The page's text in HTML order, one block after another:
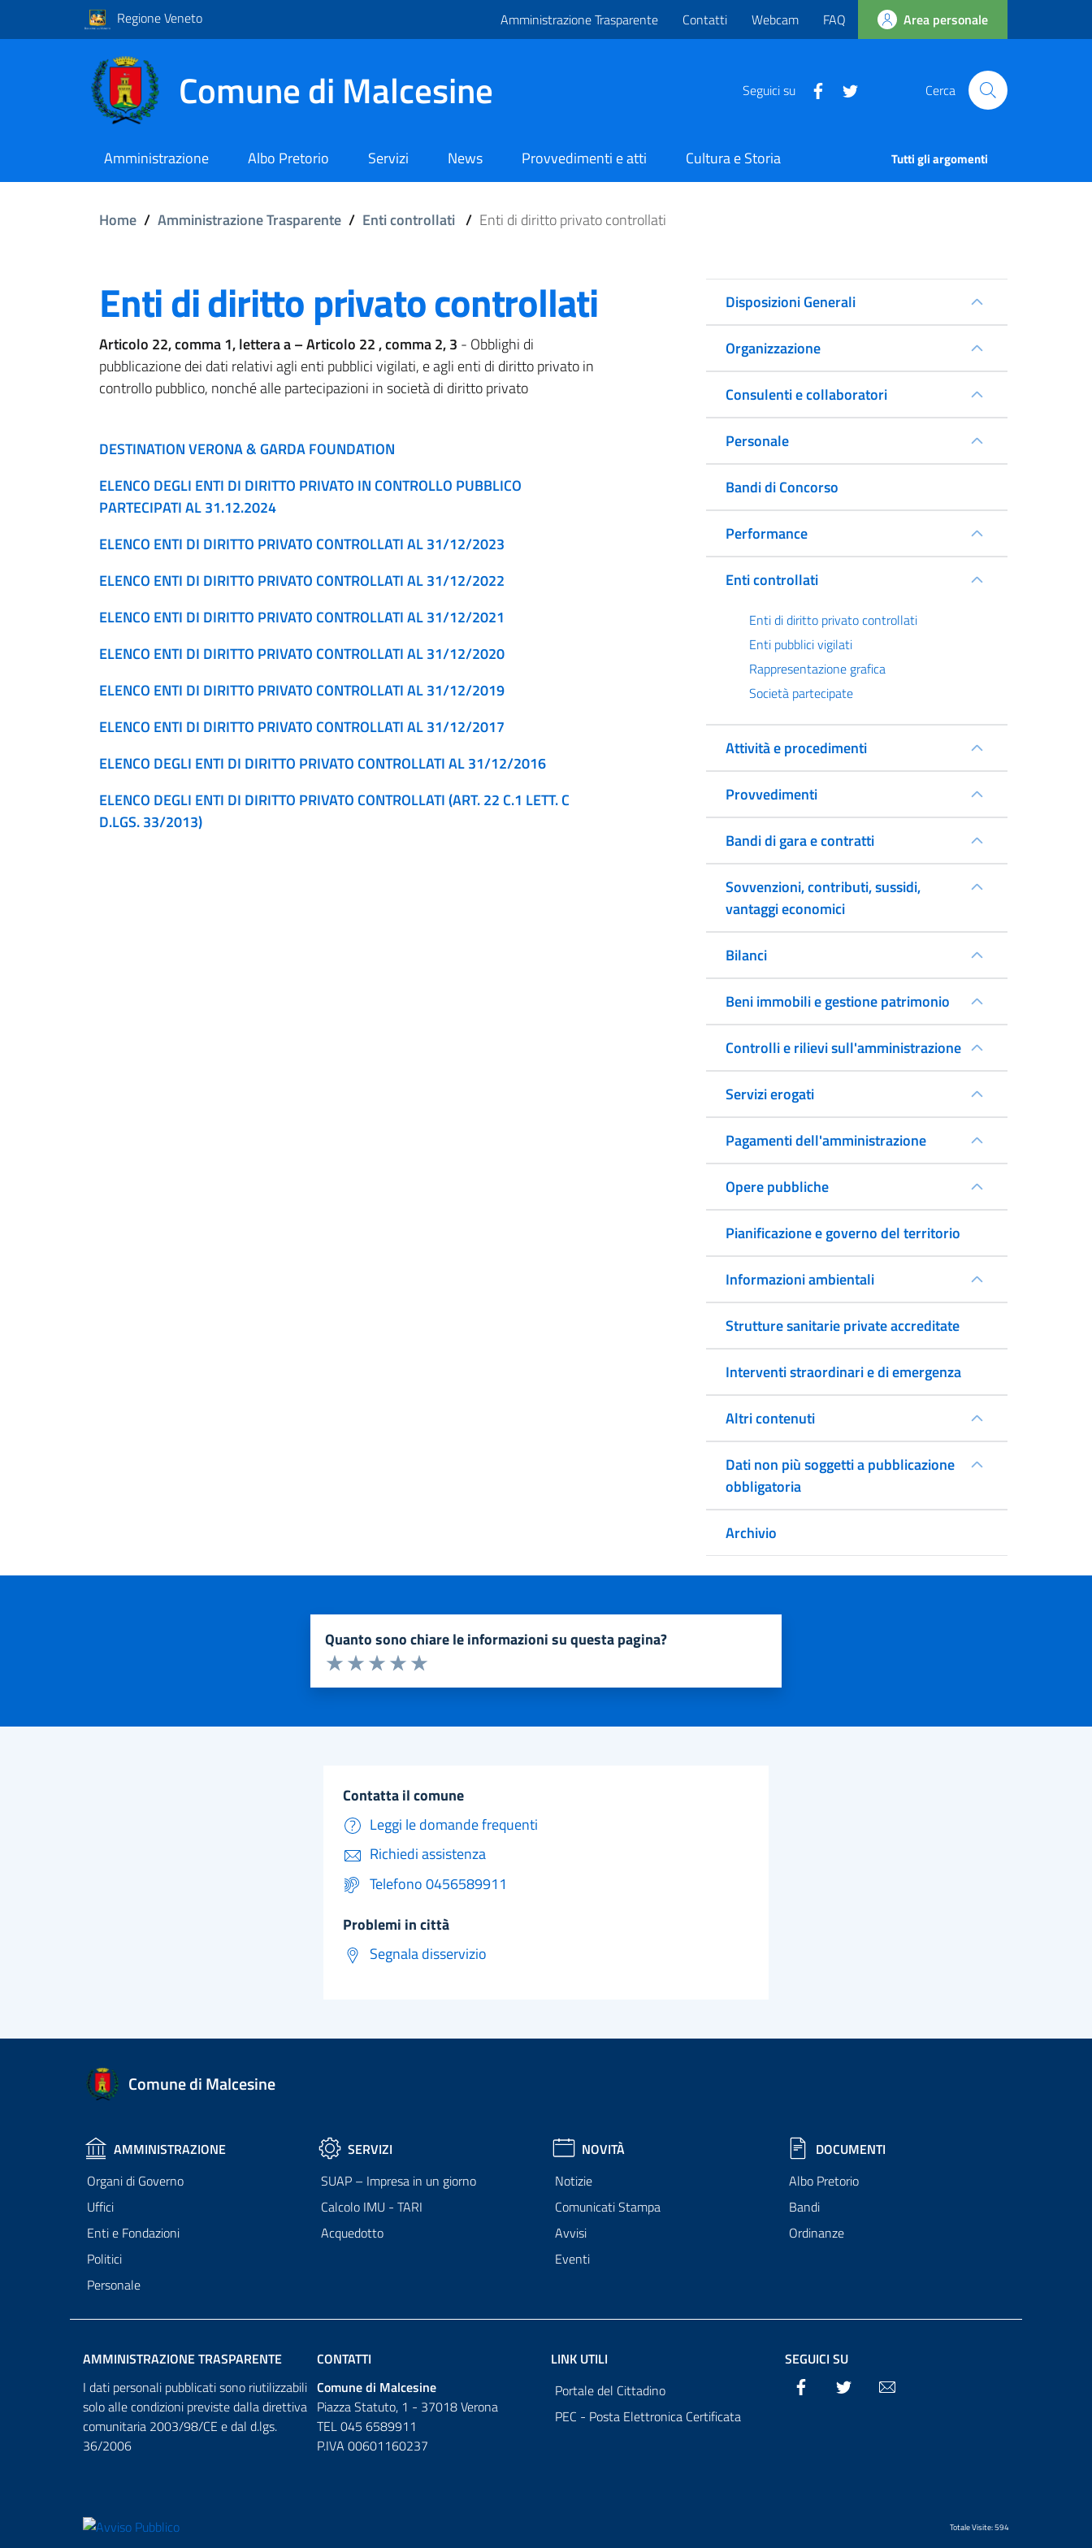
Regione Veneto Amministrazione Trasparente Contatti Webcam FAQ Area personale
Comune di Malcesine Seguici su Cerca
Amministrazione Albo Pretorio Servizi News Provvedimenti e atti Cultura e Storia Tutti gli argomenti
Home / Amministrazione Trasparente / Enti controllati / Enti di diritto privato controllati
Enti di diritto privato controllati
Articolo 22, comma 1, lettera a – Articolo 22 , comma 2, 3 - Obblighi di
pubblicazione dei dati relativi agli enti pubblici vigilati, e agli enti di diritto privato in
controllo pubblico, nonché alle partecipazioni in società di diritto privato
DESTINATION VERONA & GARDA FOUNDATION
ELENCO DEGLI ENTI DI DIRITTO PRIVATO IN CONTROLLO PUBBLICO
PARTECIPATI AL 31.12.2024
ELENCO ENTI DI DIRITTO PRIVATO CONTROLLATI AL 31/12/2023
ELENCO ENTI DI DIRITTO PRIVATO CONTROLLATI AL 31/12/2022
ELENCO ENTI DI DIRITTO PRIVATO CONTROLLATI AL 31/12/2021
ELENCO ENTI DI DIRITTO PRIVATO CONTROLLATI AL 31/12/2020
ELENCO ENTI DI DIRITTO PRIVATO CONTROLLATI AL 31/12/2019
ELENCO ENTI DI DIRITTO PRIVATO CONTROLLATI AL 31/12/2017
ELENCO DEGLI ENTI DI DIRITTO PRIVATO CONTROLLATI AL 31/12/2016
ELENCO DEGLI ENTI DI DIRITTO PRIVATO CONTROLLATI (ART. 22 C.1 LETT. C
D.LGS. 33/2013)
Disposizioni Generali
Organizzazione
Consulenti e collaboratori
Personale
Bandi di Concorso
Performance
Enti controllati
Enti di diritto privato controllati
Enti pubblici vigilati
Rappresentazione grafica
Società partecipate
Attività e procedimenti
Provvedimenti
Bandi di gara e contratti
Sovvenzioni, contributi, sussidi,
vantaggi economici
Bilanci
Beni immobili e gestione patrimonio
Controlli e rilievi sull'amministrazione
Servizi erogati
Pagamenti dell'amministrazione
Opere pubbliche
Pianificazione e governo del territorio
Informazioni ambientali
Strutture sanitarie private accreditate
Interventi straordinari e di emergenza
Altri contenuti
Dati non più soggetti a pubblicazione
obbligatoria
Archivio
quanto sono chiare le informazioni su questa pagina?
Valuta da 1 a 5 stelle la pagina
Valuta 5 stelle su 5
Valuta 4 stelle su 5
Valuta 3 stelle su 5
Valuta 2 stelle su 5
Valuta 1 stelle su 5
contatta il comune
Leggi le domande frequenti
Richiedi assistenza
Telefono 0456589911
problemi in città
Segnala disservizio
Comune di Malcesine
AMMINISTRAZIONE
Organi di Governo
Uffici
Enti e Fondazioni
Politici
Personale
SERVIZI
SUAP – Impresa in un giorno
Calcolo IMU - TARI
Acquedotto
NOVITÀ
Notizie
Comunicati Stampa
Avvisi
Eventi
DOCUMENTI
Albo Pretorio
Bandi
Ordinanze
AMMINISTRAZIONE TRASPARENTE
I dati personali pubblicati sono riutilizzabili
solo alle condizioni previste dalla direttiva
comunitaria 2003/98/CE e dal d.lgs.
36/2006
CONTATTI
Comune di Malcesine
Piazza Statuto, 1 - 37018 Verona
TEL 045 6589911
P.IVA 00601160237
LINK UTILI
Portale del Cittadino
PEC - Posta Elettronica Certificata
SEGUICI SU
Facebook Twitter
Totale Visite: 594